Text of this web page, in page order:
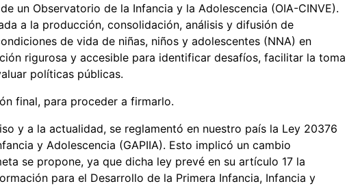
un Observatorio de la Infancia y la Adolescencia (OIA-CINVE).
a la producción, consolidación, análisis y difusión de
de vida de niñas, niños y adolescentes (NNA) en
rigurosa y accesible para identificar desafíos, facilitar la toma
políticas públicas.
final, para proceder a firmarlo.
y a la actualidad, se reglamentó en nuestro país la Ley 20376
y Adolescencia (GAPIIA). Esto implicó un cambio
se propone, ya que dicha ley prevé en su artículo 17 la
para el Desarrollo de la Primera Infancia, Infancia y